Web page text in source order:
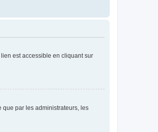
est accessible en cliquant sur
que par les administrateurs, les